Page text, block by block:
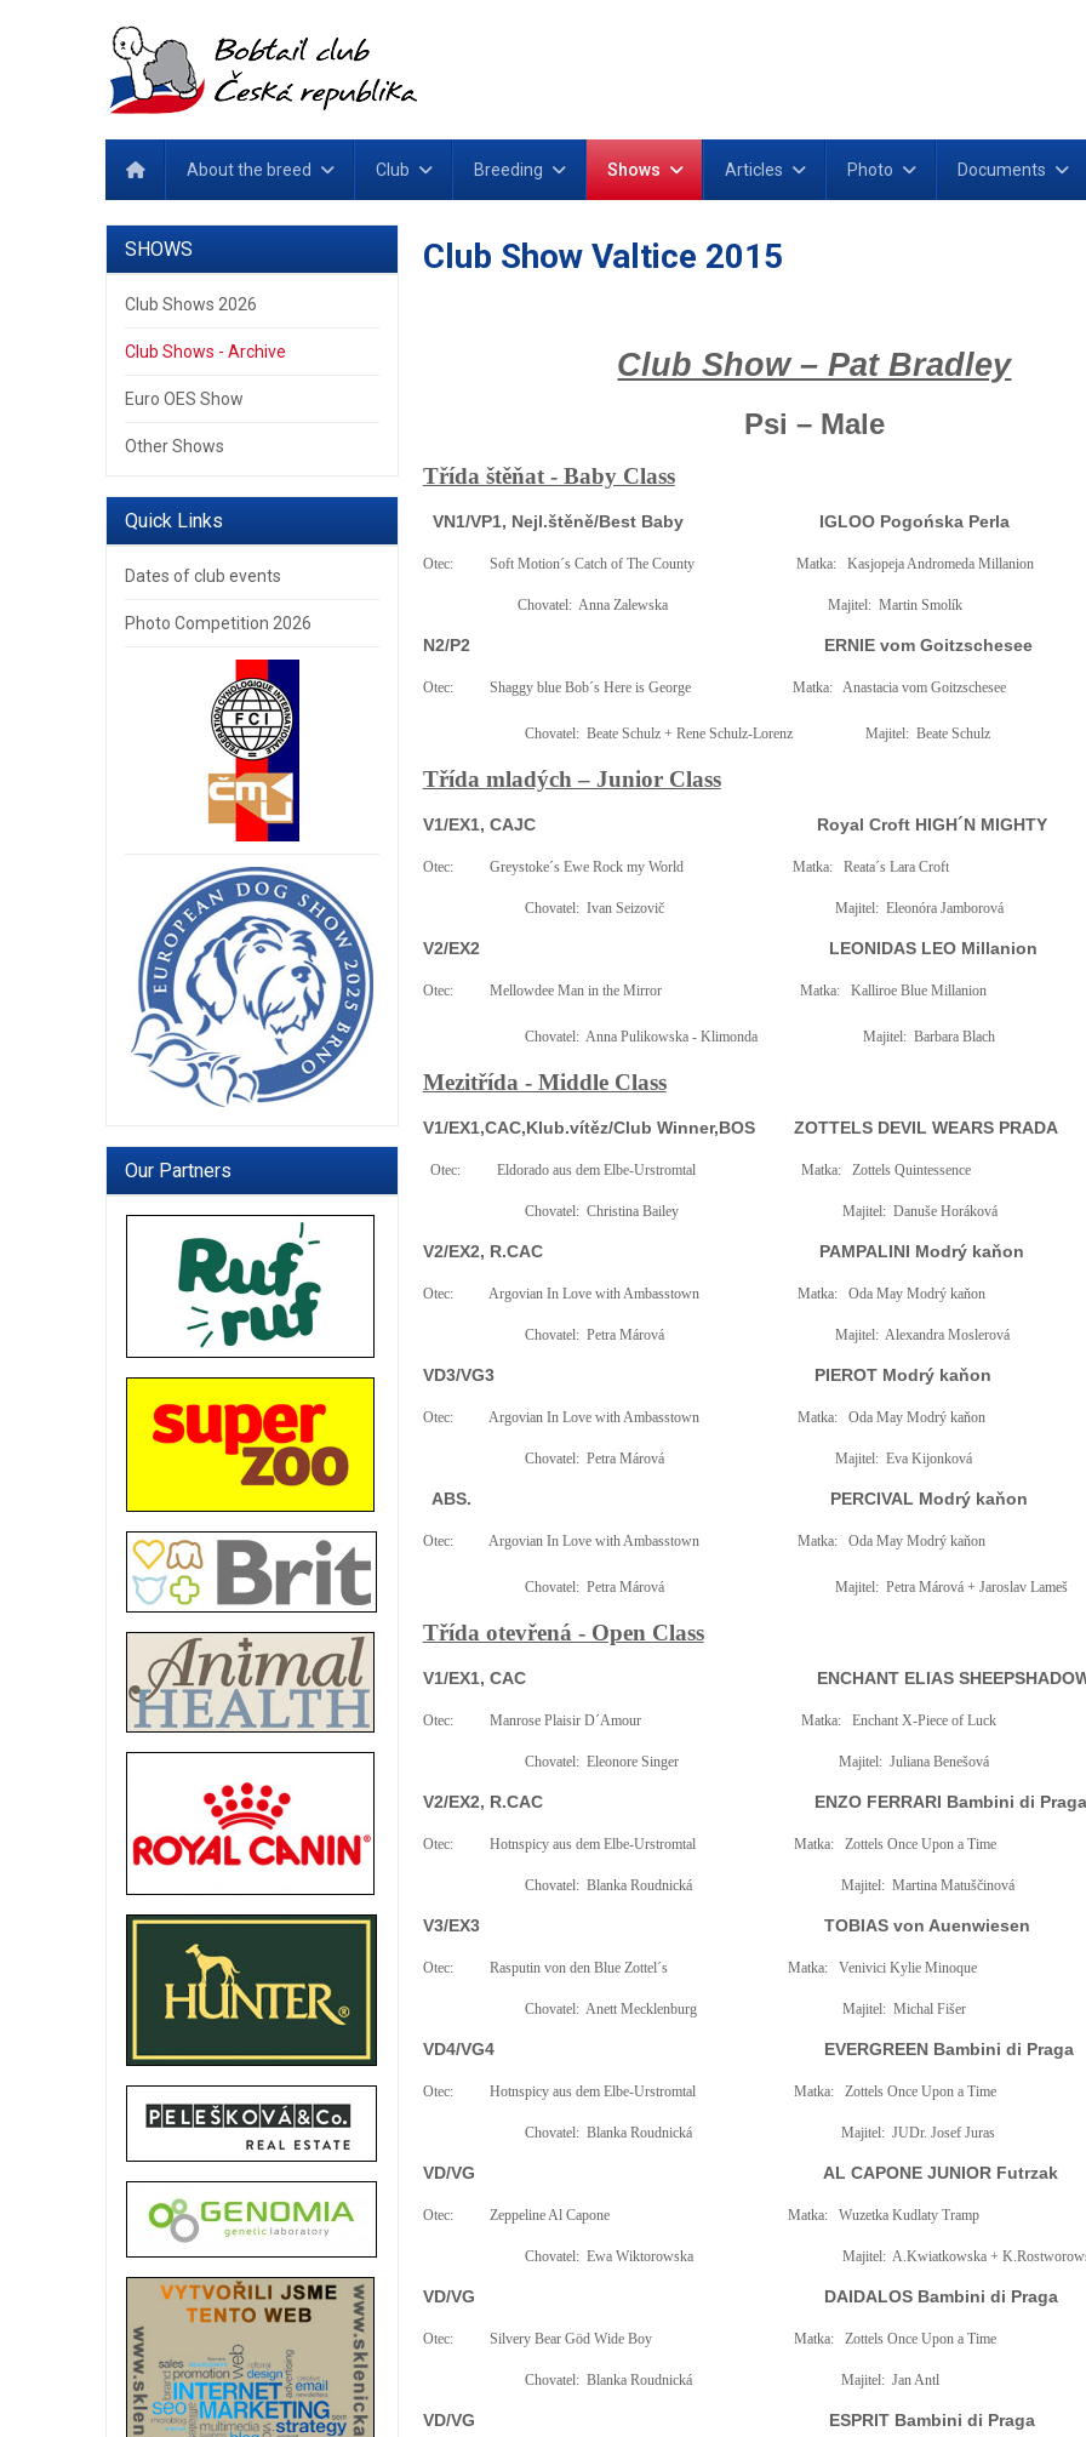
About the breed Club Breeding Shows Articles Photo Documents
SHOWS
Club Shows 2026
Club Shows - Archive
Euro OES Show
Other Shows
Quick Links
Dates of club events
Photo Competition 2026
Our Partners
Club Show Valtice 2015
Club Show – Pat Bradley
Psi – Male
Třída štěňat - Baby Class
VN1/VP1, Nejl.štěně/Best Baby IGLOO Pogońska Perla
Otec: Soft Motion´s Catch of The County Matka: Kasjopeja Andromeda Millanion
Chovatel: Anna Zalewska Majitel: Martin Smolík
N2/P2 ERNIE vom Goitzschesee
Otec: Shaggy blue Bob´s Here is George Matka: Anastacia vom Goitzschesee
Chovatel: Beate Schulz + Rene Schulz-Lorenz Majitel: Beate Schulz
Třída mladých – Junior Class
V1/EX1, CAJC Royal Croft HIGH´N MIGHTY
Otec: Greystoke´s Ewe Rock my World Matka: Reata´s Lara Croft
Chovatel: Ivan Seizovič Majitel: Eleonóra Jamborová
V2/EX2 LEONIDAS LEO Millanion
Otec: Mellowdee Man in the Mirror Matka: Kalliroe Blue Millanion
Chovatel: Anna Pulikowska - Klimonda Majitel: Barbara Blach
Mezitřída - Middle Class
V1/EX1,CAC,Klub.vítěz/Club Winner,BOS ZOTTELS DEVIL WEARS PRADA
Otec: Eldorado aus dem Elbe-Urstromtal Matka: Zottels Quintessence
Chovatel: Christina Bailey Majitel: Danuše Horáková
V2/EX2, R.CAC PAMPALINI Modrý kaňon
Otec: Argovian In Love with Ambasstown Matka: Oda May Modrý kaňon
Chovatel: Petra Márová Majitel: Alexandra Moslerová
VD3/VG3 PIEROT Modrý kaňon
Otec: Argovian In Love with Ambasstown Matka: Oda May Modrý kaňon
Chovatel: Petra Márová Majitel: Eva Kijonková
ABS. PERCIVAL Modrý kaňon
Otec: Argovian In Love with Ambasstown Matka: Oda May Modrý kaňon
Chovatel: Petra Márová Majitel: Petra Márová + Jaroslav Lameš
Třída otevřená - Open Class
V1/EX1, CAC ENCHANT ELIAS
Otec: Manrose Plaisir D´Amour Matka: Enchant X-Piece of Luck
Chovatel: Eleonore Singer Majitel: Juliana Benešová
V2/EX2, R.CAC ENZO FERRARI Bambini di Praga
Otec: Hotnspicy aus dem Elbe-Urstromtal Matka: Zottels Once Upon a Time
Chovatel: Blanka Roudnická Majitel: Martina Matuščinová
V3/EX3 TOBIAS von Auenwiesen
Otec: Rasputin von den Blue Zottel´s Matka: Venivici Kylie Minoque
Chovatel: Anett Mecklenburg Majitel: Michal Fišer
VD4/VG4 EVERGREEN Bambini di Praga
Otec: Hotnspicy aus dem Elbe-Urstromtal Matka: Zottels Once Upon a Time
Chovatel: Blanka Roudnická Majitel: JUDr. Josef Juras
VD/VG AL CAPONE JUNIOR Futrzak
Otec: Zeppeline Al Capone Matka: Wuzetka Kudlaty Tramp
Chovatel: Ewa Wiktorowska Majitel: A.Kwiatkowska +
VD/VG DAIDALOS Bambini di Praga
Otec: Silvery Bear Göd Wide Boy Matka: Zottels Once Upon a Time
Chovatel: Blanka Roudnická Majitel: Jan Antl
VD/VG ESPRIT Bambini di Praga